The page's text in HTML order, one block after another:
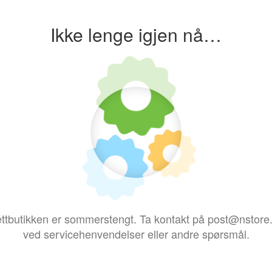
Ikke lenge igjen nå…
er sommerstengt. Ta kontakt på
ved servicehenvendelser eller andre spørsmål.